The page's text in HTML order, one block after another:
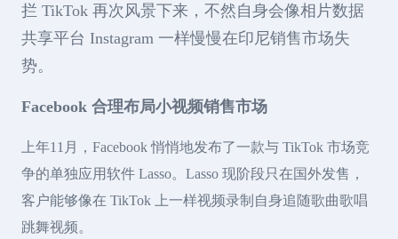
拦 TikTok 再次风景下来，不然自身会像相片数据
共享平台 Instagram 一样慢慢在印尼销售市场失
势。
Facebook 合理布局小视频销售市场
上年11月，Facebook 悄悄地发布了一款与 TikTok 市场竞
争的单独应用软件 Lasso。Lasso 现阶段只在国外发售，
客户能够像在 TikTok 上一样视频录制自身追随歌曲歌唱
跳舞视频。